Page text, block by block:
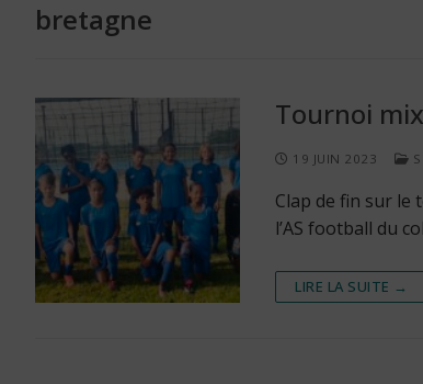
bretagne
Tournoi
19 JUIN 2023
Clap de fin sur le
l’AS football du
LIRE LA SUITE →